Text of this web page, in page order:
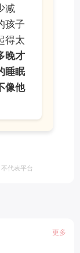
减
孩子
得太
晚才
睡眠
像他
代表平台
更多